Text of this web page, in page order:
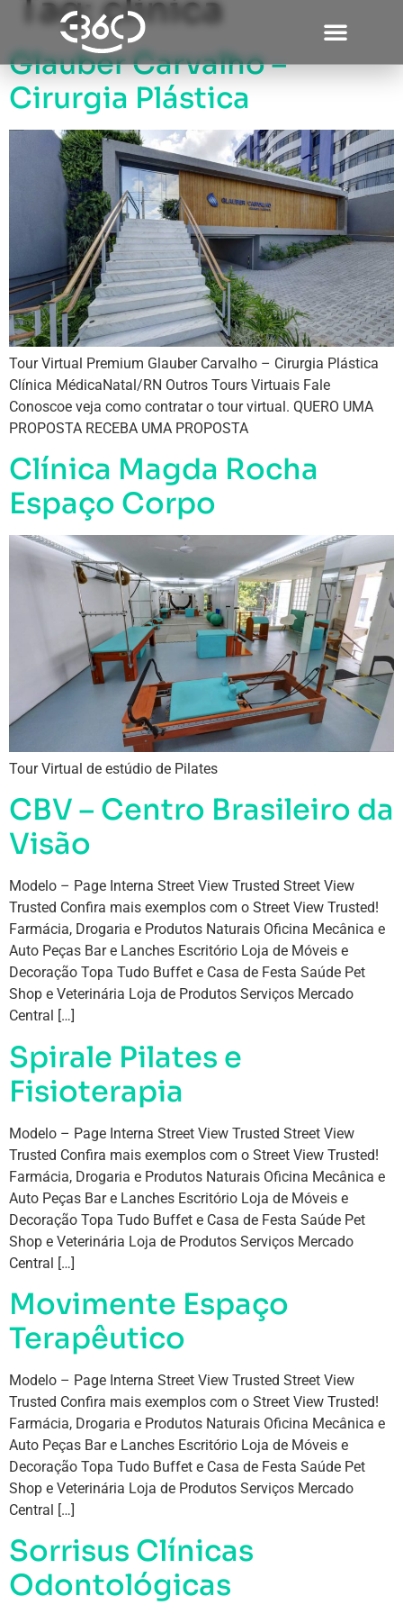
Tag:clinica
Glauber Carvalho –
Cirurgia Plástica
Tour Virtual Premium Glauber Carvalho – Cirurgia Plástica
Clínica MédicaNatal/RN Outros Tours Virtuais Fale
Conoscoe veja como contratar o tour virtual. QUERO UMA
PROPOSTA RECEBA UMA PROPOSTA
Clínica Magda Rocha
Espaço Corpo
Tour Virtual de estúdio de Pilates
CBV – Centro Brasileiro da
Visão
Modelo – Page Interna Street View Trusted Street View
Trusted Confira mais exemplos com o Street View Trusted!
Farmácia, Drogaria e Produtos Naturais Oficina Mecânica e
Auto Peças Bar e Lanches Escritório Loja de Móveis e
Decoração Topa Tudo Buffet e Casa de Festa Saúde Pet
Shop e Veterinária Loja de Produtos Serviços Mercado
Central […]
Spirale Pilates e
Fisioterapia
Modelo – Page Interna Street View Trusted Street View
Trusted Confira mais exemplos com o Street View Trusted!
Farmácia, Drogaria e Produtos Naturais Oficina Mecânica e
Auto Peças Bar e Lanches Escritório Loja de Móveis e
Decoração Topa Tudo Buffet e Casa de Festa Saúde Pet
Shop e Veterinária Loja de Produtos Serviços Mercado
Central […]
Movimente Espaço
Terapêutico
Modelo – Page Interna Street View Trusted Street View
Trusted Confira mais exemplos com o Street View Trusted!
Farmácia, Drogaria e Produtos Naturais Oficina Mecânica e
Auto Peças Bar e Lanches Escritório Loja de Móveis e
Decoração Topa Tudo Buffet e Casa de Festa Saúde Pet
Shop e Veterinária Loja de Produtos Serviços Mercado
Central […]
Sorrisus Clínicas
Odontológicas